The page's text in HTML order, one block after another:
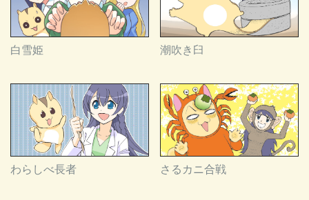
白雪姫 潮吹き臼
わらしべ長者 さるカニ合戦